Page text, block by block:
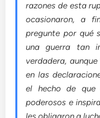
razones de esta
ocasionaron, a
pregunte por qué
una guerra tan
verdadera,
en las
el hecho de que
poderosos e
les obligaron a